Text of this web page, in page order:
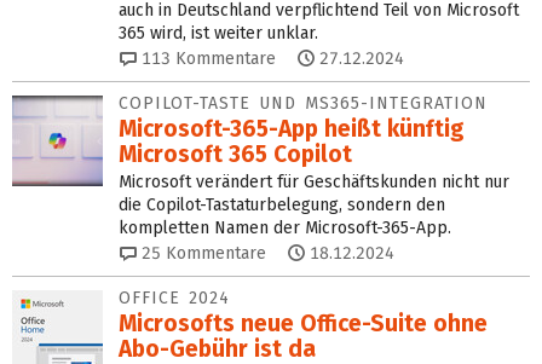
auch in Deutschland verpflichtend Teil von Microsoft
365 wird, ist weiter unklar.
113 Kommentare 27.12.2024
COPILOT-TASTE UND MS365-INTEGRATION
Microsoft-365-App heißt künftig
Microsoft 365 Copilot
Microsoft verändert für Geschäftskunden nicht nur
die Copilot-Tastaturbelegung, sondern den
kompletten Namen der Microsoft-365-App.
25 Kommentare 18.12.2024
OFFICE 2024
Microsofts neue Office-Suite ohne
Abo-Gebühr ist da